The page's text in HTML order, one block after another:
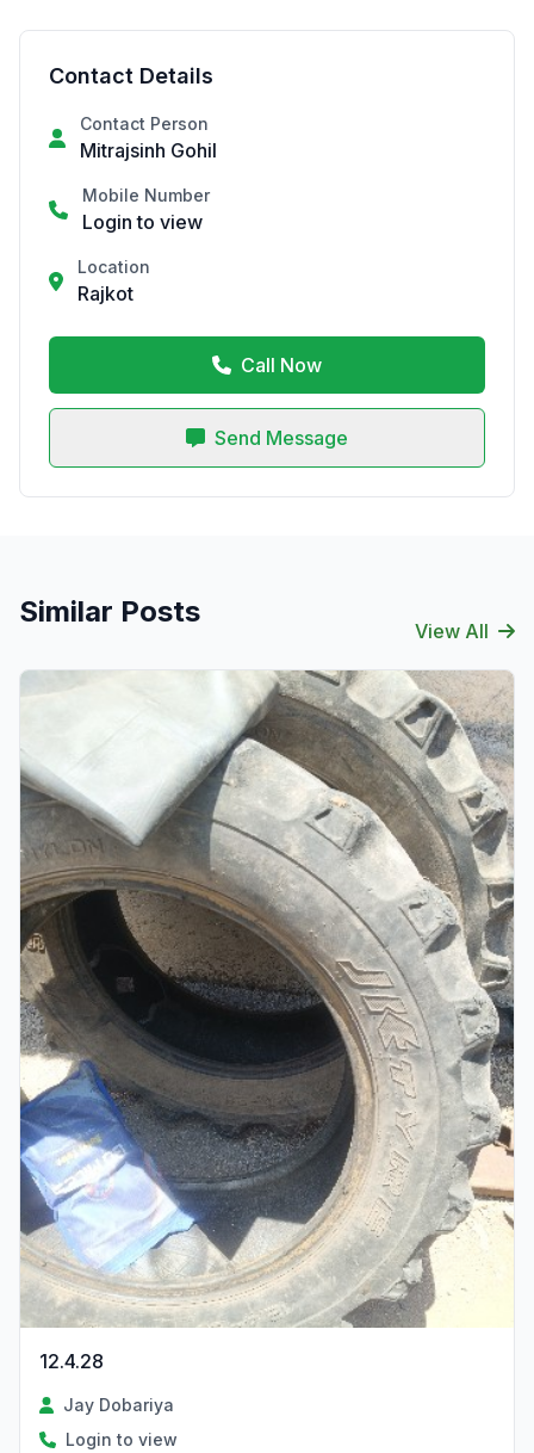
Contact Details
Contact Person
Mitrajsinh Gohil
Mobile Number
Login to view
Location
Rajkot
Call Now
Send Message
Similar Posts
View All
12.4.28
Jay Dobariya
Login to view